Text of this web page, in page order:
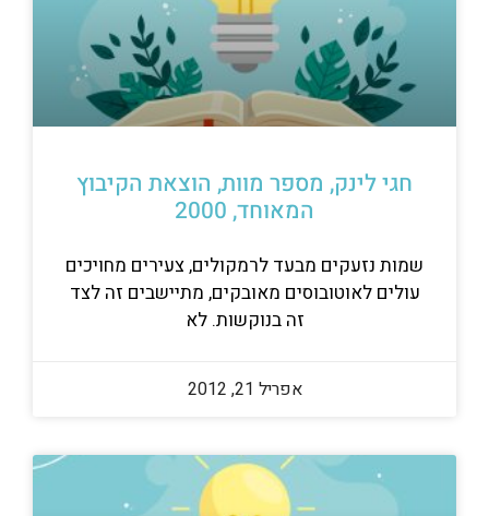
חגי לינק, מספר מוות, הוצאת הקיבוץ
המאוחד, 2000
שמות נזעקים מבעד לרמקולים, צעירים מחויכים
עולים לאוטובוסים מאובקים, מתיישבים זה לצד
זה בנוקשות. לא
אפריל 21, 2012